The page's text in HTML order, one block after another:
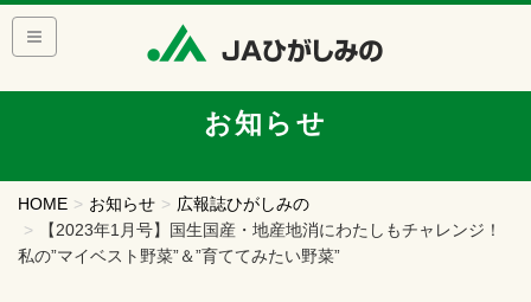
お知らせ
HOME お知らせ
広報誌ひがしみの
【2023年1月号】国生国産・地産地消にわたしもチャレンジ！
私の”マイベスト野菜”＆”育ててみたい野菜”